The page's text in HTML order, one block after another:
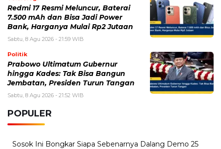
Jembatan, Presiden Turun Tangan
Sabtu, 8 Agu 2026 - 21:52 WIB
POPULER
Sosok Ini Bongkar Siapa Sebenarnya Dalang Demo 25
Agustus yang Berakhir Ricuh: Bukan Intervensi Asing
(1,000,021)
3 Menu Diet Sehat Harian yang Efektif Turunkan Berat
10 Teknik Ngepet Halal
5 Resep Cumi yang Mantul dan Mudah Dimasak